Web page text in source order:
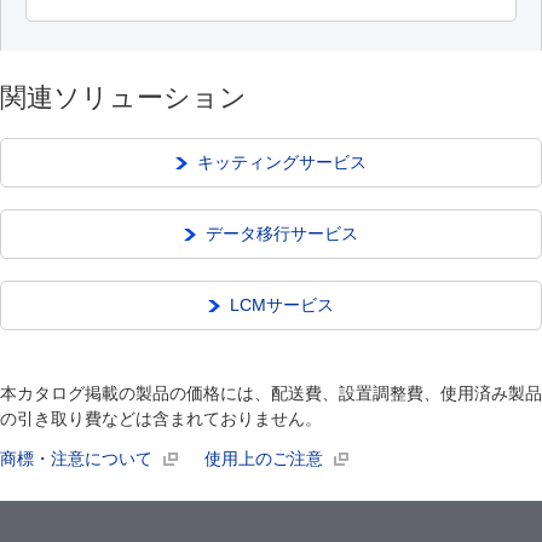
関連ソリューション
キッティングサービス
データ移行サービス
LCMサービス
本カタログ掲載の製品の価格には、配送費、設置調整費、使用済み製品
の引き取り費などは含まれておりません。
商標・注意について 使用上のご注意